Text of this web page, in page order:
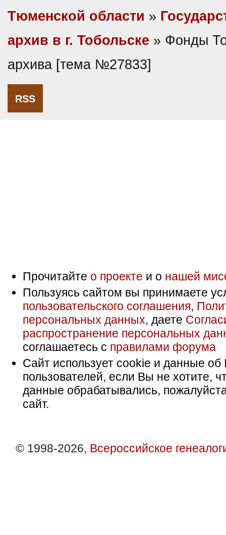
Тюменской области »
архив в г. Тобольске » Фонды
архива [тема №27833]
RSS
Прочитайте о проекте и о нашей
Пользуясь сайтом вы принимаете
пользовательского соглашения,
персональных данных, даете
распространение персональных
соглашаетесь с правилами форума
Сайт использует cookie и данные об
пользователей, если Вы не хотите,
данные обрабатывались,
сайт.
© 1998-2026, Всероссийское